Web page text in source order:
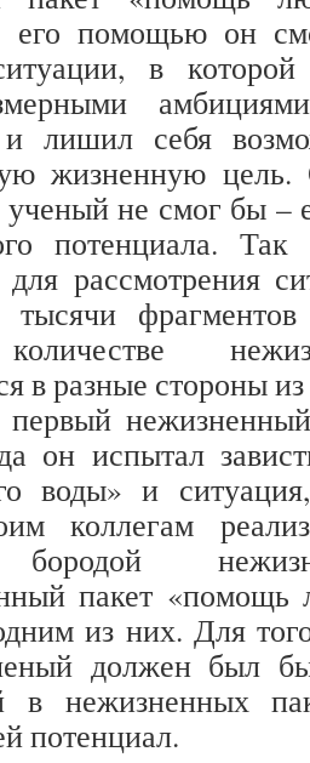
его помощью он
в которой
лишил себя
жизненную цель.
ученый не смог бы –
потенциала.
рассмотрения
тысячи
в разные стороны
первый
он испытал
воды» и
коллегам
бородой
пакет
из них. Для
должен был
в нежизненных
потенциал.